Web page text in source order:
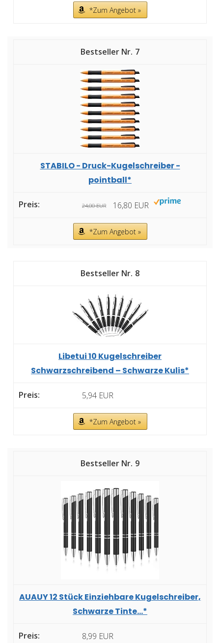
*Zum Angebot »
7
STABILO - Druck-Kugelschreiber -
pointball*
24,00 EUR 16,80 EUR
*Zum Angebot »
8
Libetui 10 Kugelschreiber
Schwarzschreibend – Schwarze Kulis*
5,94 EUR
*Zum Angebot »
9
AUAUY 12 Stück Einziehbare Kugelschreiber,
Schwarze Tinte...*
8,99 EUR